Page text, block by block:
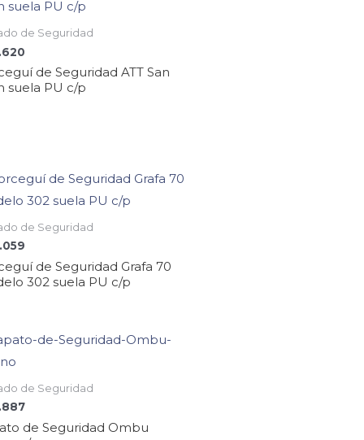
de Seguridad
de Seguridad ATT San
suela PU c/p
de Seguridad
de Seguridad Grafa 70
302 suela PU c/p
de Seguridad
de Seguridad Ombu